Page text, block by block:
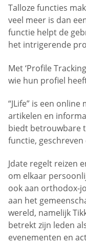
Talloze functies
veel meer is dan
functie helpt de
het intrigerende
Met ‘Profile
wie hun profiel
“JLife” is een
artikelen en
biedt betrouwbare
functie,
Jdate regelt reizen
om elkaar
ook aan orthodox-
aan het
wereld, namelijk
betrekt zijn leden
evenementen en